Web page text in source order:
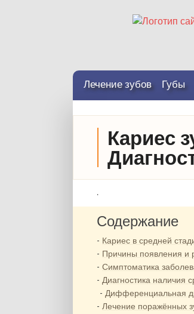
Лечение зубов Губы
Кариес
.
Содержание
Кариес в средней
Причины появления и
Симптоматика
Диагностика наличия
Дифференциальная
Лечение поражённых